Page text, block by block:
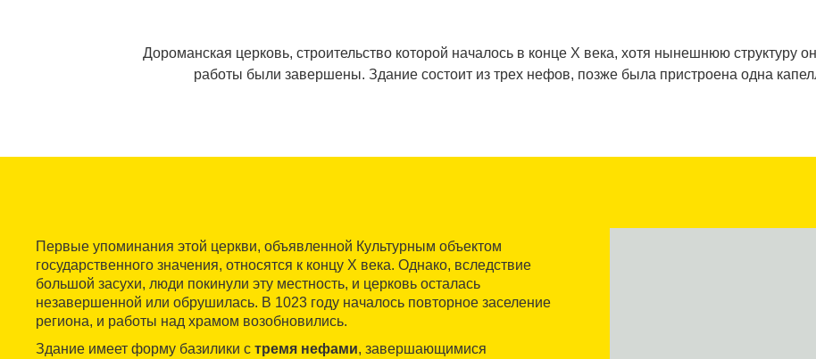
Дороманская церковь, строительство которой началось в конце X века, хотя нынешнюю структуру
работы были завершены. Здание состоит из трех нефов, позже была пристроена одна
Первые упоминания этой церкви, объявленной Культурным объектом
государственного значения, относятся к концу X века. Однако, вследствие
большой засухи, люди покинули эту местность, и церковь осталась
незавершенной или обрушилась. В 1023 году началось повторное заселение
региона, и работы над храмом возобновились.
Здание имеет форму базилики с тремя нефами, завершающимися